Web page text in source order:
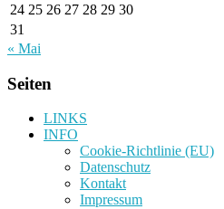
24 25 26 27 28 29 30
31
« Mai
Seiten
LINKS
INFO
Cookie-Richtlinie (EU)
Datenschutz
Kontakt
Impressum